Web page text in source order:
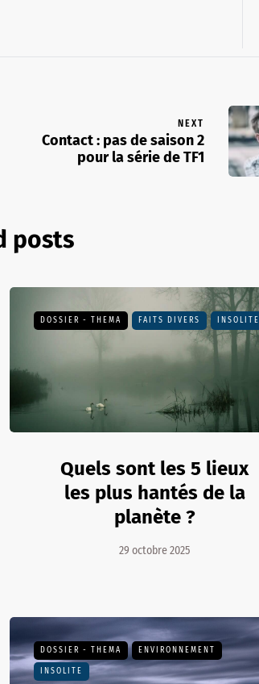
NEXT
Contact : pas de saison 2
pour la série de TF1
posts
DOSSIER - THEMA FAITS DIVERS INSOLITE
Quels sont les 5 lieux
les plus hantés de la
planète ?
29 octobre 2025
DOSSIER - THEMA ENVIRONNEMENT
INSOLITE